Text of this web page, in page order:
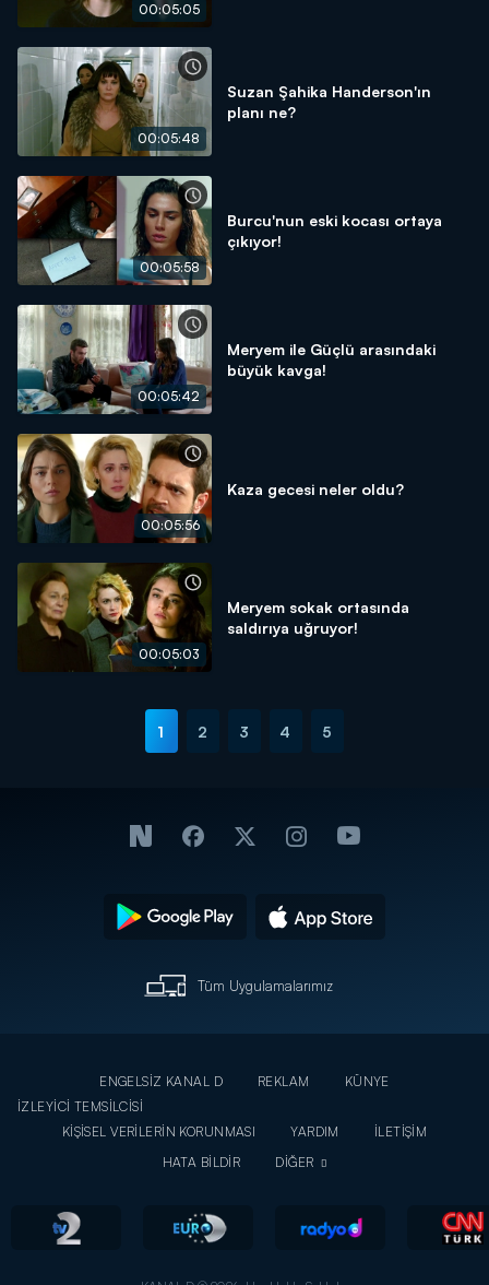
00:05:05
00:05:48
Suzan Şahika Handerson'ın
planı ne?
00:05:58
Burcu'nun eski kocası ortaya
çıkıyor!
00:05:42
Meryem ile Güçlü arasındaki
büyük kavga!
00:05:56
Kaza gecesi neler oldu?
00:05:03
Meryem sokak ortasında
saldırıya uğruyor!
1 2 3 4 5
Tüm Uygulamalarımız
ENGELSİZ KANAL D REKLAM
KÜNYE
İZLEYİCİ TEMSİLCİSİ
KİŞİSEL VERİLERİN KORUNMASI
YARDIM
İLETİŞİM
HATA BİLDİR
DİĞER